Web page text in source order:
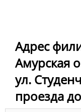
Адрес
Амурская
ул.
проезда